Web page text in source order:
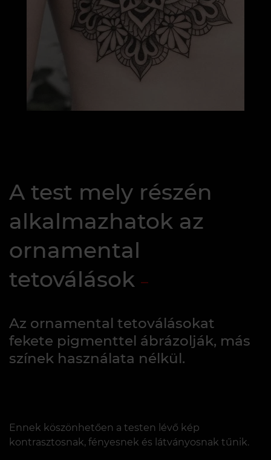
A test mely részén
alkalmazhatok az
ornamental
tetoválások
Az ornamental tetoválásokat
fekete pigmenttel ábrázolják, más
színek használata nélkül.
Ennek köszönhetően a testen lévő kép
kontrasztosnak, fényesnek és látványosnak tűnik.